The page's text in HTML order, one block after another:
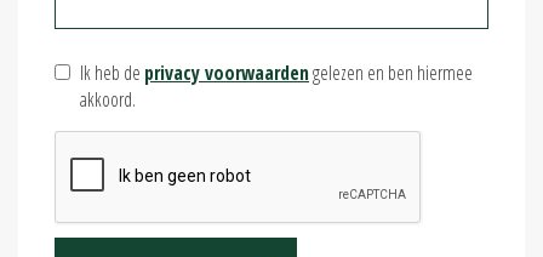
Ik heb de privacy voorwaardengelezen en ben hiermee
akkoord.